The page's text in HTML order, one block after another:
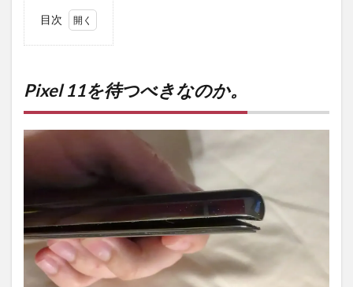
目次
待つ
べき
なの
ち時
間不
要の
オン
ライ
ンシ
Pixel 11を待つべきなのか。